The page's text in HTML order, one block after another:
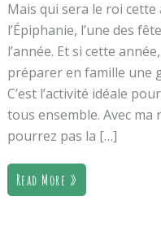
Mais qui sera le roi cette
l’Épiphanie, l’une des
l’année. Et si cette
préparer en famille une
C’est l’activité idéale
tous ensemble. Avec
pourrez pas la […]
Read More »